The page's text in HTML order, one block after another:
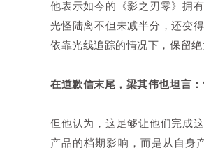
他表示如今的《影之刃零》拥
光怪陆离不但未减半分，还变
依靠光线追踪的情况下，保留绝
在道歉信末尾，梁其伟也坦言
但他认为，这足够让他们完成
产品的档期影响，而是从自身